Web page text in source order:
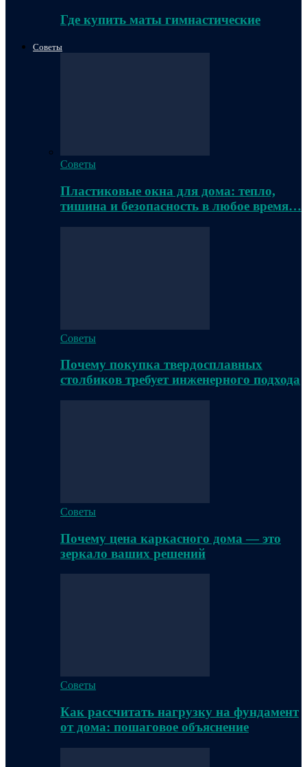
Где купить маты гимнастические
Советы
Советы
Пластиковые окна для дома: тепло,
тишина и безопасность в любое время…
Советы
Почему покупка твердосплавных
столбиков требует инженерного подхода
Советы
Почему цена каркасного дома — это
зеркало ваших решений
Советы
Как рассчитать нагрузку на фундамент
от дома: пошаговое объяснение